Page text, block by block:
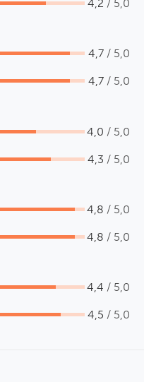
4,2 / 5,0
4,7 / 5,0
4,7 / 5,0
4,0 / 5,0
4,3 / 5,0
4,8 / 5,0
4,8 / 5,0
4,4 / 5,0
4,5 / 5,0